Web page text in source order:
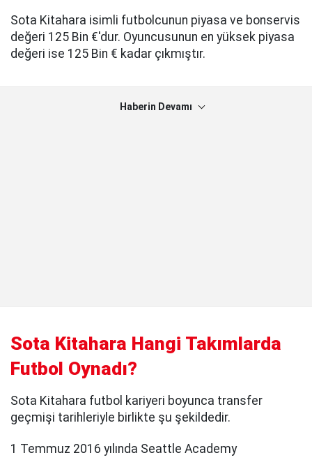
Sota Kitahara isimli futbolcunun piyasa ve bonservis
değeri 125 Bin €'dur. Oyuncusunun en yüksek piyasa
değeri ise 125 Bin € kadar çıkmıştır.
Haberin Devamı
Sota Kitahara Hangi Takımlarda
Futbol Oynadı?
Sota Kitahara futbol kariyeri boyunca transfer
geçmişi tarihleriyle birlikte şu şekildedir.
1 Temmuz 2016 yılında Seattle Academy